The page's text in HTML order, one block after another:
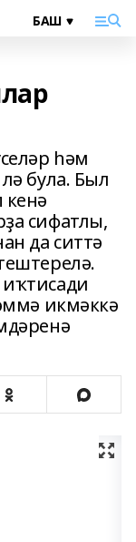
һәм
була. Был
сифатлы,
да ситтә
икмәккә